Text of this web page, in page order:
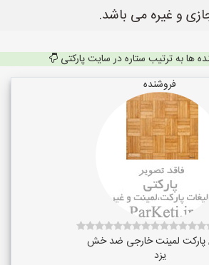
و غیره می باشد.
ها به ترتیب ستاره در سایت پارکتی
فروشنده
لمینت خارجی ضد خش
یزد